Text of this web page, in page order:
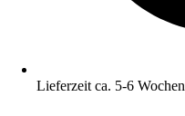
Lieferzeit ca. 5-6 Wochen